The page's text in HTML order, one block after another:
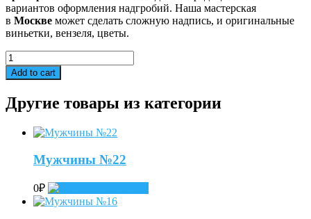
вариантов оформления надгробий. Наша мастерская
в Москве может сделать сложную надпись, и оригинальные
виньетки, вензеля, цветы.
Мужчины
№15
quantity
Add to cart
Другие товары из категории
Мужчины №22
0₽